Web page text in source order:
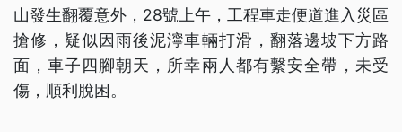
山發生翻覆意外，28號上午，工程車走便道進入災區
搶修，疑似因雨後泥濘車輛打滑，翻落邊坡下方路
面，車子四腳朝天，所幸兩人都有繫安全帶，未受
傷，順利脫困。